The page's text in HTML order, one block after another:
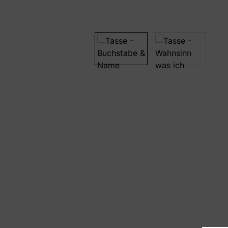
Bildergalerie überspringen